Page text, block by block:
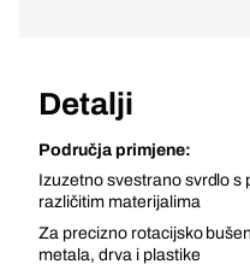
Detalji
Područja primjene:
Izuzetno svestrano svrdlo s
različitim materijalima
Za precizno rotacijsko
metala, drva i plastike